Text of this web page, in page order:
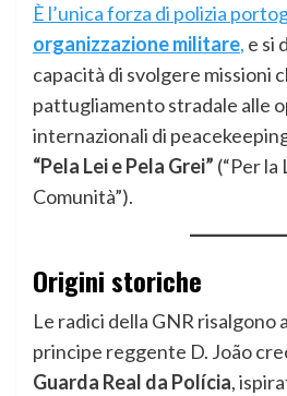
È l’unica forza di polizia
organizzazione militare, e si
capacità di svolgere missioni
pattugliamento stradale alle
internazionali di
“Pela Lei e Pela Grei” (“Per la
Comunità”).
Origini storiche
Le radici della GNR risalgono
principe reggente D. João
Guarda Real da Polícia,